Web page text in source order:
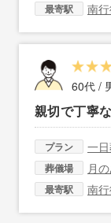
最寄駅 南
60代 /
親切で丁寧
プラン 一
葬儀場 月
最寄駅 南